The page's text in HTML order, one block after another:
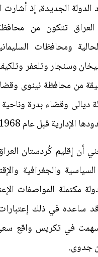
الجديدة، إذ أشارت
تتكون من
ومحافظات
وسنجار وتلعفر
من محافظة نينوى
ديالى وقضاء بدرة
الإدارية قبل عام 1968.
أن إقليم كُردستان
والجغرافية
مكتملة المواصفات
ساعده في ذلك
في تكريس واقع سعى
جدوى.